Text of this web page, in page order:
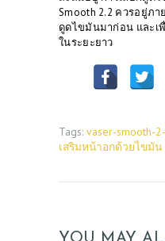
Smooth 2.2 ควรอยู่ภ
ดูดไขมันมาก่อน และเ
ในระยะยาว
Tags: vaser-smooth-
เสริมหน้าอกด้วยไขมัน